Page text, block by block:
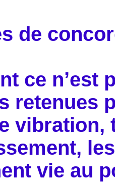
de
ce n’est
retenues
vibration,
vie au